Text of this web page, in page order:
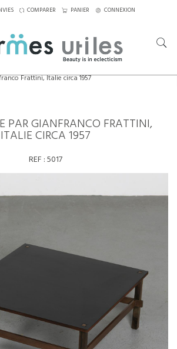
COMPARER PANIER CONNEXION
Frattini, Italie circa 1957
PAR GIANFRANCO FRATTINI,
ITALIE CIRCA 1957
REF :5017